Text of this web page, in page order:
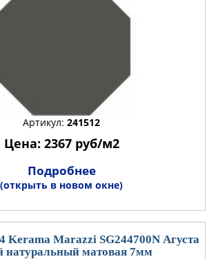
Артикул: 241512
Цена: 2367 руб/м2
Подробнее
(открыть в новом окне)
Kerama Marazzi SG244700N Агуста
натуральный матовая 7мм